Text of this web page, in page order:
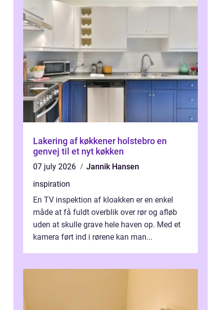
Lakering af køkkener holstebro en
genvej til et nyt køkken
07 july 2026
Jannik Hansen
inspiration
En TV inspektion af kloakken er en enkel
måde at få fuldt overblik over rør og afløb
uden at skulle grave hele haven op. Med et
kamera ført ind i rørene kan man...